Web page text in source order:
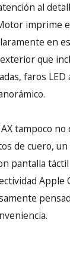
al
imprime
en
que
faros LED
tampoco no
de cuero,
pantalla
Apple